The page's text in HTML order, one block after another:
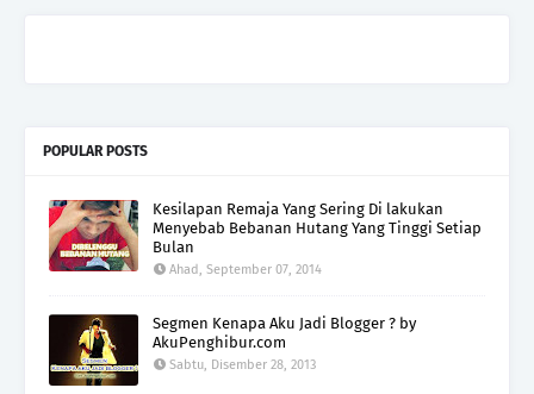
POPULAR POSTS
Kesilapan Remaja Yang Sering Di lakukan
Menyebab Bebanan Hutang Yang Tinggi Setiap
Bulan
Ahad, September 07, 2014
Segmen Kenapa Aku Jadi Blogger ? by
AkuPenghibur.com
Sabtu, Disember 28, 2013